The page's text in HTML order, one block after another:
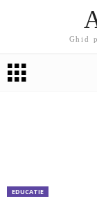
Ghid
EDUCATIE